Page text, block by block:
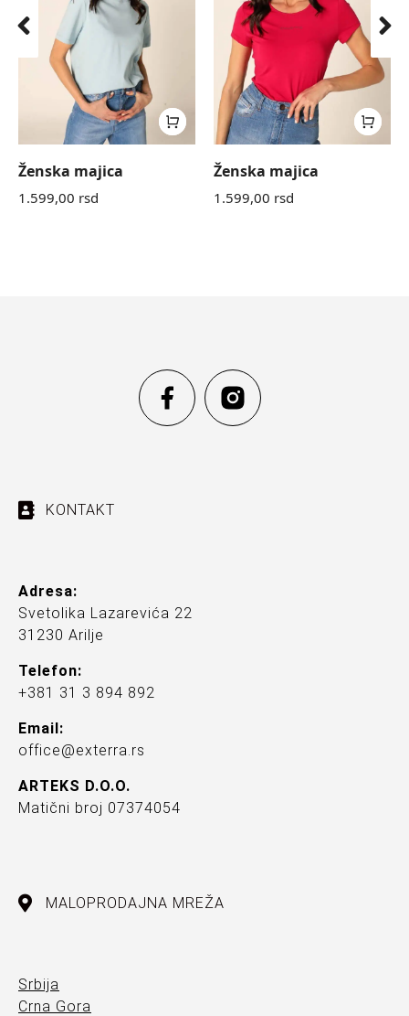
Ženska majica
1.599,00 rsd
Ženska majica
1.599,00 rsd
KONTAKT
Adresa:
Svetolika Lazarevića 22
31230 Arilje
Telefon:
+381 31 3 894 892
Email:
office@exterra.rs
ARTEKS D.O.O.
Matični broj 07374054
MALOPRODAJNA MREŽA
Srbija
Crna Gora